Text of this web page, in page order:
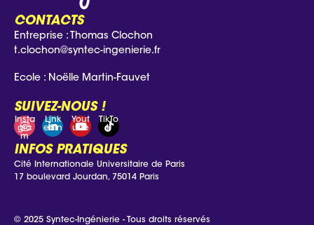
CONTACTS
Entreprise : Thomas Clochon
t.clochon@syntec-ingenierie.fr
Ecole : Noëlle Martin-Fauvet
SUIVEZ-NOUS !
Insta
gra
m
Link
edin
Yout
ube
TikTo
k
INFOS PRATIQUES
Cité Internationale Universitaire de Paris
17 boulevard Jourdan, 75014 Paris
© 2025 Syntec-Ingénierie - Tous droits réservés